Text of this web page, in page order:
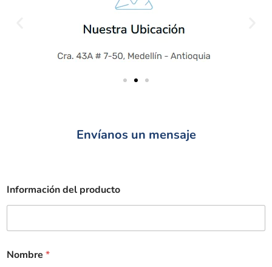
Envíanos un mensaje
Información del producto
Nombre *